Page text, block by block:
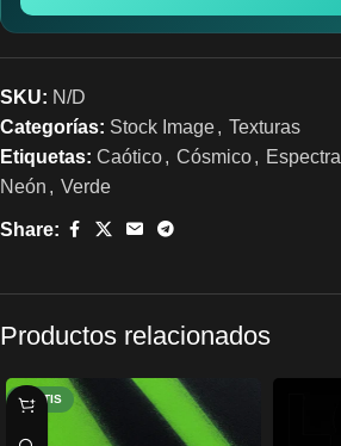
SKU: N/D
Categorías: Stock Image, Texturas
Etiquetas: Caótico, Cósmico, Espectral
Neón , Verde
Share:
Productos relacionados
GRATIS